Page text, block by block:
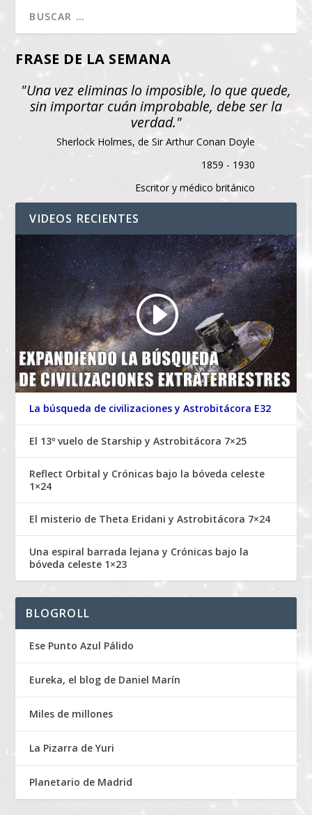
FRASE DE LA SEMANA
"Una vez eliminas lo imposible, lo que quede,
sin importar cuán improbable, debe ser la
verdad."
Sherlock Holmes, de Sir Arthur Conan Doyle
1859 - 1930
Escritor y médico británico
VIDEOS RECIENTES
La búsqueda de civilizaciones y Astrobitácora E32
El 13º vuelo de Starship y Astrobitácora 7×25
Reflect Orbital y Crónicas bajo la bóveda celeste
1×24
El misterio de Theta Eridani y Astrobitácora 7×24
Una espiral barrada lejana y Crónicas bajo la
bóveda celeste 1×23
BLOGROLL
Ese Punto Azul Pálido
Eureka, el blog de Daniel Marín
Miles de millones
La Pizarra de Yuri
Planetario de Madrid